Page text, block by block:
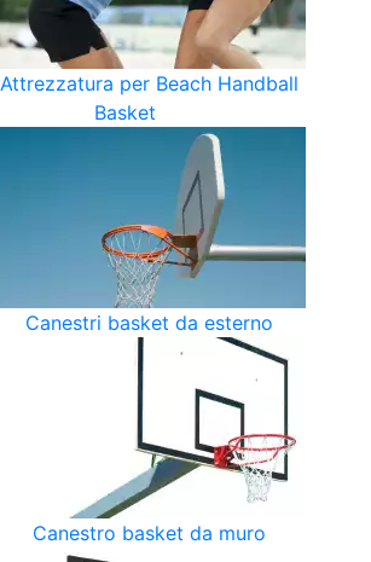
Attrezzatura per Beach Handball
Basket
Canestri basket da esterno
Canestro basket da muro